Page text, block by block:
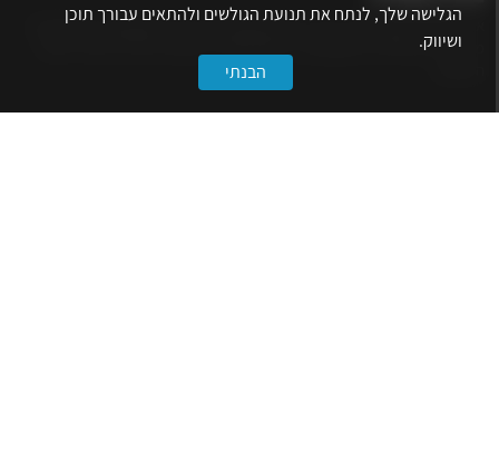
אתר לשכת המהנדסים, האדריכלים והאקדמאים בעלי המקצועות הטכנולוגיים
מרכז את הפעילויות המקצועיות, ההשתלמויות, ההטבות ואירועי הפנאי לאנשי
הגלישה שלך, לנתח את תנועת הגולשים ולהתאים עבורך תוכן
ושיווק.
הבנתי